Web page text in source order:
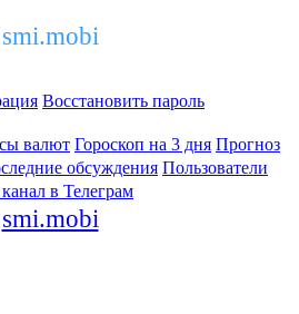
smi.mobi
Восстановить пароль
валют Гороскоп на 3 дня Прогноз
обсуждения Пользователи
в Телеграм
smi.mobi